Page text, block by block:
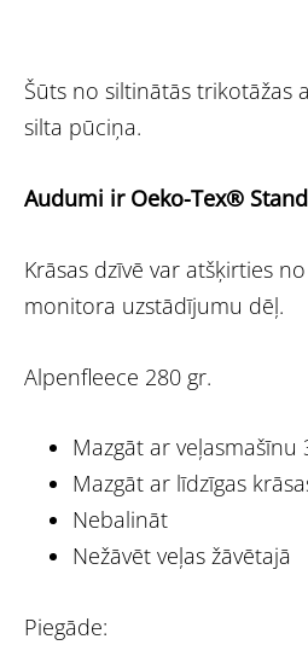
Šūts no siltinātās trikotāžas
silta pūciņa.
Audumi ir Oeko-Tex®
Krāsas dzīvē var atšķirties
monitora uzstādījumu dēļ.
Alpenfleece 280 gr.
Mazgāt ar veļasmašīnu
Mazgāt ar līdzīgas
Nebalināt
Nežāvēt veļas žāvētajā
Piegāde: